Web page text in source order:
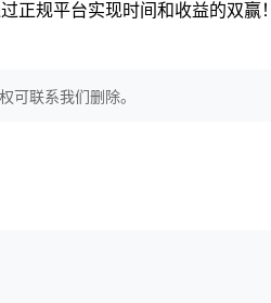
正规平台实现时间和收益的双赢！
可联系我们删除。